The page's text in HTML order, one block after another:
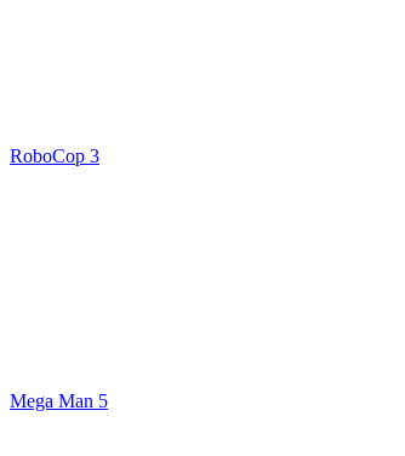
RoboCop 3
Mega Man 5